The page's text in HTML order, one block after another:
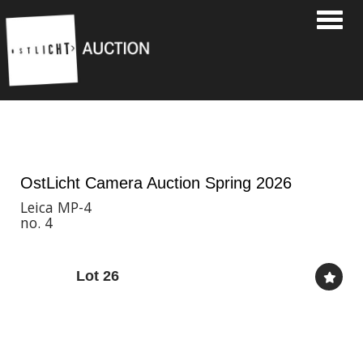
OstLicht Camera Auction Spring 2026
Leica MP-4
no. 4
Lot 26